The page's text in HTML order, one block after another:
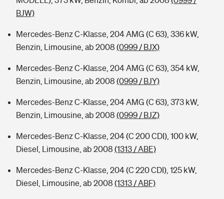
BJW)
Mercedes-Benz C-Klasse, 204 AMG (C 63), 336 kW,
Benzin, Limousine, ab 2008 (0999 / BJX)
Mercedes-Benz C-Klasse, 204 AMG (C 63), 354 kW,
Benzin, Limousine, ab 2008 (0999 / BJY)
Mercedes-Benz C-Klasse, 204 AMG (C 63), 373 kW,
Benzin, Limousine, ab 2008 (0999 / BJZ)
Mercedes-Benz C-Klasse, 204 (C 200 CDI), 100 kW,
Diesel, Limousine, ab 2008 (1313 / ABE)
Mercedes-Benz C-Klasse, 204 (C 220 CDI), 125 kW,
Diesel, Limousine, ab 2008 (1313 / ABF)